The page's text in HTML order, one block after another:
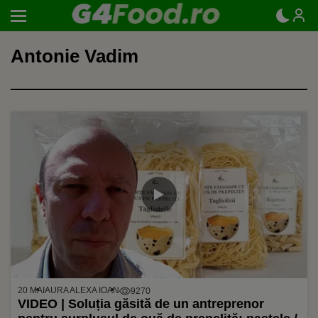
Antonie Vadim
20 MAI AURA ALEXA IOAN 9270
VIDEO | Soluția găsită de un antreprenor